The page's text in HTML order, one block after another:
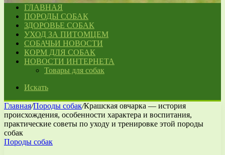
ГЛАВНАЯ
ПОРОДЫ СОБАК
ЗДОРОВЬЕ СОБАК
УХОД ЗА ПИТОМЦЕМ
СОБАЧЬИ НОВОСТИ
КОРМ ДЛЯ СОБАК
НОВОСТИ ИНТЕРНЕТА
Товары для собак
Искать
Главная/Породы собак/Крашская овчарка — история
происхождения, особенности характера и воспитания,
практические советы по уходу и тренировке этой породы
собак
Породы собак